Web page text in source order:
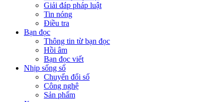
Giải đáp pháp luật
Tin nóng
Điều tra
Bạn đọc
Thông tin từ bạn đọc
Hồi âm
Bạn đọc viết
Nhịp sống số
Chuyển đổi số
Công nghệ
Sản phẩm